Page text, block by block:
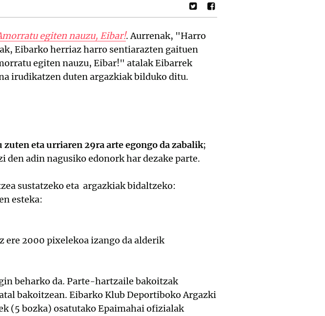
egiten nauzu, Eibar!. Aurrenak, "Harro
Eibarko herriaz harro sentiarazten gaituen
egiten nauzu, Eibar!" atalak Eibarrek
irudikatzen duten argazkiak bilduko ditu.
eta urriaren 29ra arte egongo da zabalik;
den adin nagusiko edonork har dezake parte.
sustatzeko eta argazkiak bidaltzeko:
esteka:
ere 2000 pixelekoa izango da alderik
beharko da. Parte-hartzaile bakoitzak
bakoitzean. Eibarko Klub Deportiboko Argazki
(5 bozka) osatutako Epaimahai ofizialak